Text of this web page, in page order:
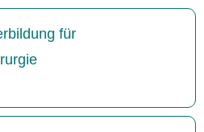
für